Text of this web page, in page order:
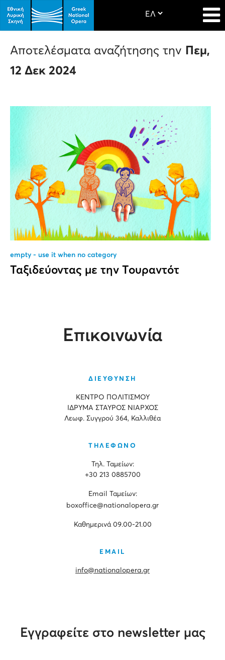
Αποτελέσματα αναζήτησης την Πεμ,
12 Δεκ 2024
empty - use it when no category
Ταξιδεύοντας με την Τουραντότ
Επικοινωνία
ΔΙΕΥΘΥΝΣΗ
ΚΕΝΤΡΟ ΠΟΛΙΤΙΣΜΟΥ
ΙΔΡΥΜΑ ΣΤΑΥΡΟΣ ΝΙΑΡΧΟΣ
Λεωφ. Συγγρού 364, Καλλιθέα
ΤΗΛΕΦΩΝΟ
Τηλ. Ταμείων:
+30 213 0885700
Εmail Ταμείων:
boxoffice@nationalopera.gr
Καθημερινά 09.00-21.00
EMAIL
info@nationalopera.gr
Εγγραφείτε στο newsletter μας